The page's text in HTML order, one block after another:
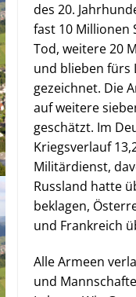
des 20.
fast 10 Millionen
Tod, weitere 20
und blieben fürs
gezeichnet. Die
auf weitere
geschätzt. Im
Kriegsverlauf
Militärdienst,
Russland hatte
beklagen,
und Frankreich
Alle Armeen
und